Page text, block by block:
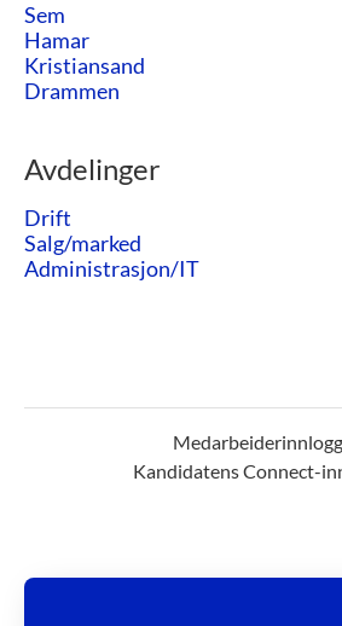
Sem
Hamar
Kristiansand
Drammen
Avdelinger
Drift
Salg/marked
Administrasjon/IT
Kandidatens Connect-